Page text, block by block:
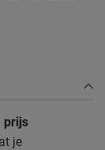
prijs
je